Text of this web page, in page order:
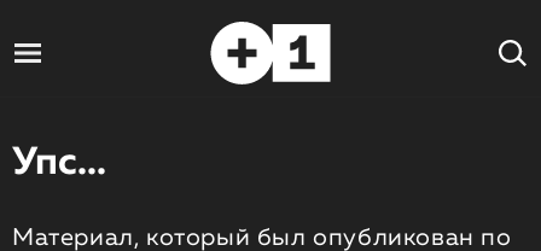
Упс...
Материал, который был опубликован по